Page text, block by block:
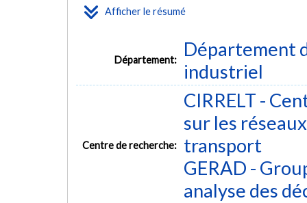
Afficher le résumé
combined into a single model. This model not only
also revealed novel interactions between
identified. Availability and implementation:
https://nalab.stanford.edu/multiomics-
Bioinformatics online.
MOTS CLÉS
Département:
Département
industriel
Centre de recherche:
CIRRELT -
sur les
transport
GERAD -
analyse des